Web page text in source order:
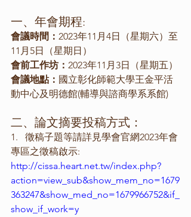
一、年會期程:
會議時間： 2023年11月4日（星期六）至
11月5日（星期日）
會前工作坊： 2023年11月3日（星期五）
會議地點： 國立彰化師範大學王金平活
動中心及明德館(輔導與諮商學系系館)
二、論文摘要投稿方式：
1.   徵稿子題等請詳見學會官網2023年會
專區之徵稿啟示:
http://cissa.heart.net.tw/index.php?
action=view_sub&show_mem_no=1679
363247&show_med_no=1679966752&if_
show_if_work=y